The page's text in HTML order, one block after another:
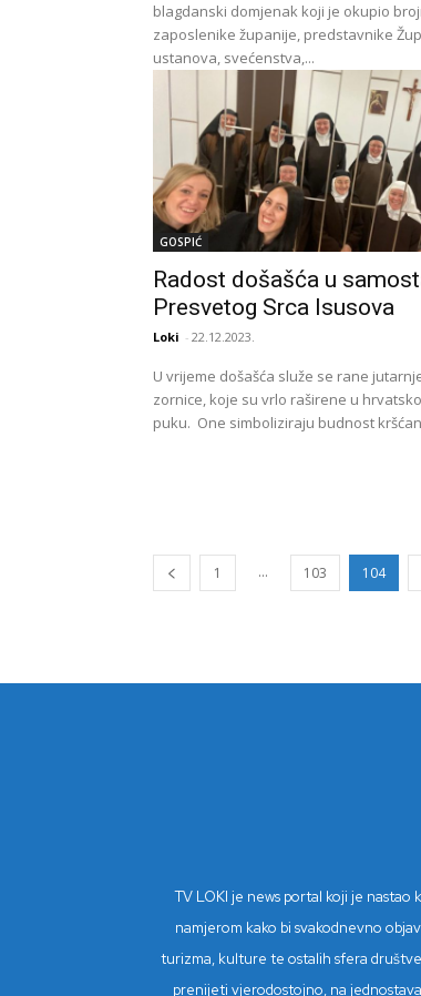
blagdanski domjenak koji je okupio
zaposlenike županije, predstavnike
ustanova, svećenstva,...
GOSPIĆ
Radost došašća u
Presvetog Srca Isusova
Loki - 22.12.2023.
U vrijeme došašća služe se rane
zornice, koje su vrlo raširene u
puku. One simboliziraju budnost
1 ... 103 104
TV LOKI je news portal koji je
namjerom kako bi svakodnevno
turizma, kulture te ostalih sfera
prenijeti vjerodostojno, na